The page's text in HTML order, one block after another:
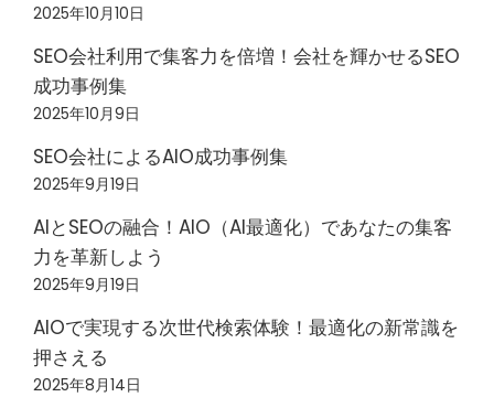
2025年10月10日
SEO会社利用で集客力を倍増！会社を輝かせるSEO
成功事例集
2025年10月9日
SEO会社によるAIO成功事例集
2025年9月19日
AIとSEOの融合！AIO（AI最適化）であなたの集客
力を革新しよう
2025年9月19日
AIOで実現する次世代検索体験！最適化の新常識を
押さえる
2025年8月14日